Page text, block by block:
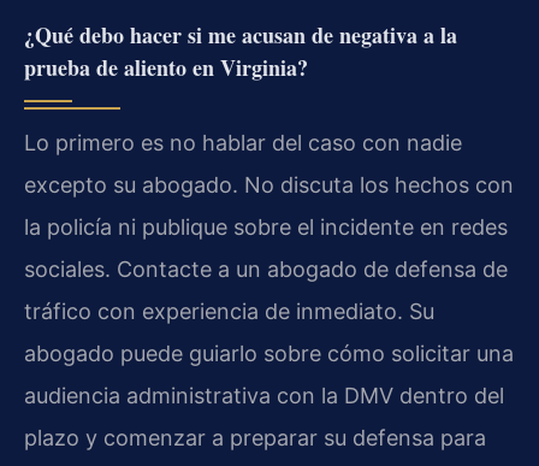
¿Qué debo hacer si me acusan de negativa a la
prueba de aliento en Virginia?
Lo primero es no hablar del caso con nadie
excepto su abogado. No discuta los hechos con
la policía ni publique sobre el incidente en redes
sociales. Contacte a un abogado de defensa de
tráfico con experiencia de inmediato. Su
abogado puede guiarlo sobre cómo solicitar una
audiencia administrativa con la DMV dentro del
plazo y comenzar a preparar su defensa para